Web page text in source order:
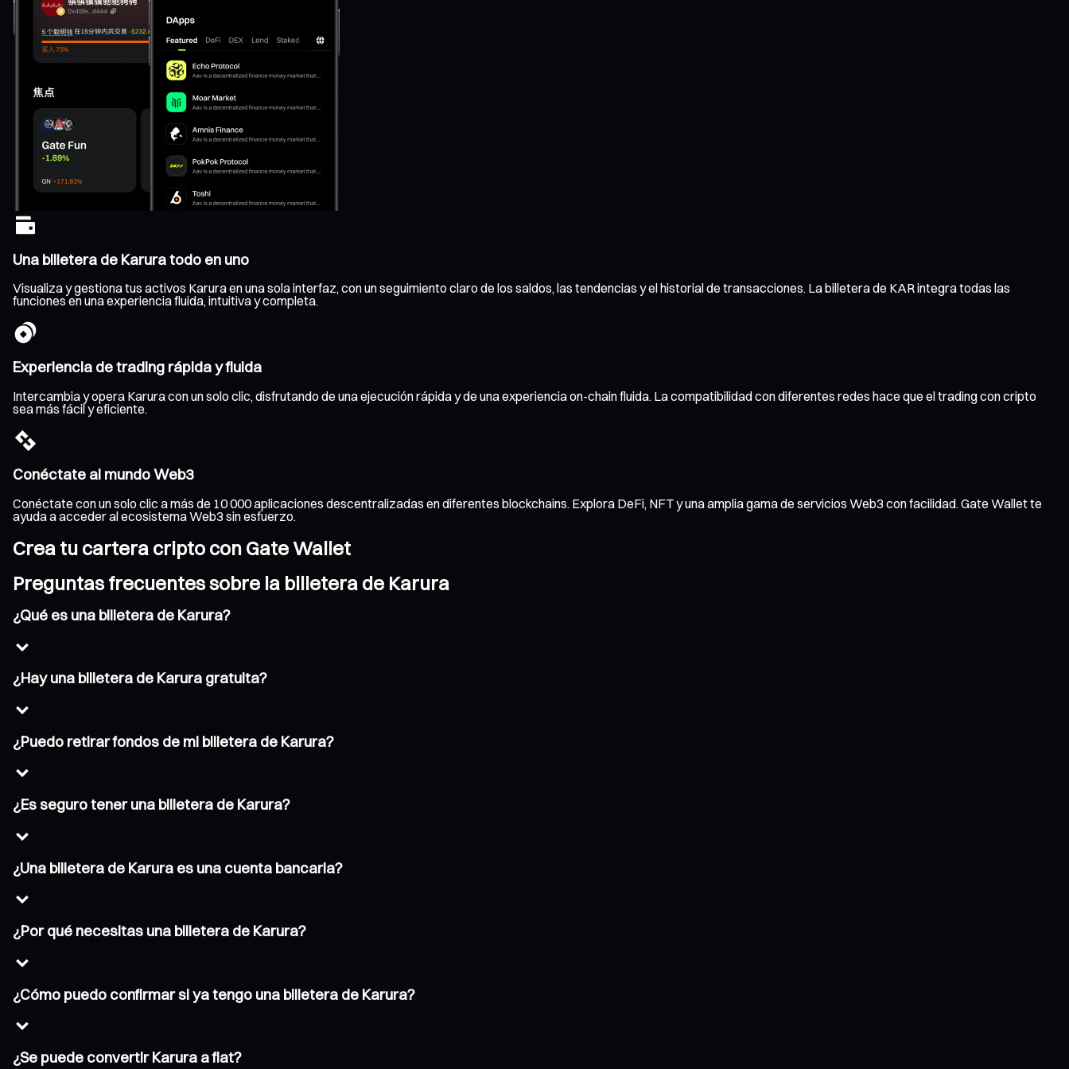
Una billetera de Karura todo en uno
Visualiza y gestiona tus activos Karura en una sola interfaz, con un seguimiento claro de los saldos, las tendencias y el historial de transacciones. La billetera de KAR integra todas las
funciones en una experiencia fluida, intuitiva y completa.
Experiencia de trading rápida y fluida
Intercambia y opera Karura con un solo clic, disfrutando de una ejecución rápida y de una experiencia on-chain fluida. La compatibilidad con diferentes redes hace que el trading con cripto
sea más fácil y eficiente.
Conéctate al mundo Web3
Conéctate con un solo clic a más de 10 000 aplicaciones descentralizadas en diferentes blockchains. Explora DeFi, NFT y una amplia gama de servicios Web3 con facilidad. Gate Wallet te
ayuda a acceder al ecosistema Web3 sin esfuerzo.
Crea tu cartera cripto con Gate Wallet
Preguntas frecuentes sobre la billetera de Karura
¿Qué es una billetera de Karura?
¿Hay una billetera de Karura gratuita?
¿Puedo retirar fondos de mi billetera de Karura?
¿Es seguro tener una billetera de Karura?
¿Una billetera de Karura es una cuenta bancaria?
¿Por qué necesitas una billetera de Karura?
¿Cómo puedo confirmar si ya tengo una billetera de Karura?
¿Se puede convertir Karura a fiat?